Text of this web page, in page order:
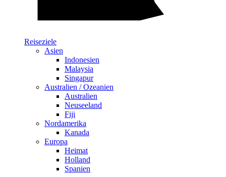
Reiseziele
Asien
Indonesien
Malaysia
Singapur
Australien / Ozeanien
Australien
Neuseeland
Fiji
Nordamerika
Kanada
Europa
Heimat
Holland
Spanien